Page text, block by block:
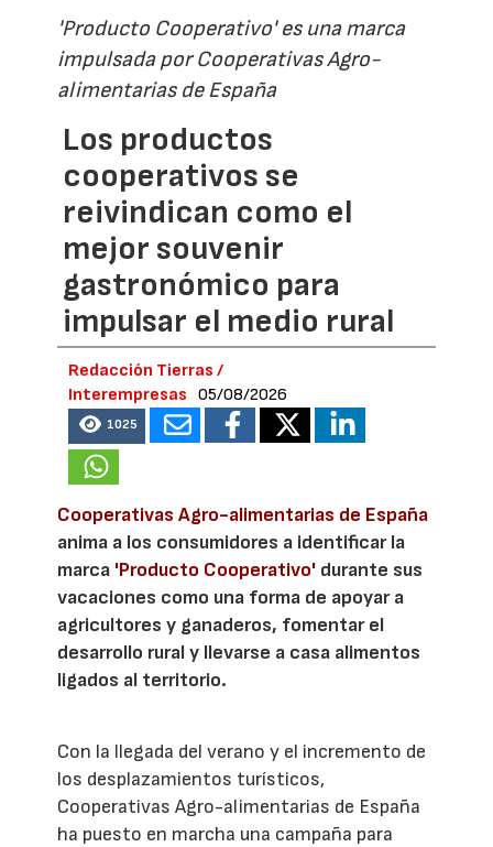
'Producto Cooperativo' es una marca
impulsada por Cooperativas Agro-
alimentarias de España
Los productos
cooperativos se
reivindican como el
mejor souvenir
gastronómico para
impulsar el medio rural
Redacción Tierras /
Interempresas
05/08/2026
1025
Cooperativas Agro-alimentarias de España
anima a los consumidores a identificar la
marca 'Producto Cooperativo' durante sus
vacaciones como una forma de apoyar a
agricultores y ganaderos, fomentar el
desarrollo rural y llevarse a casa alimentos
ligados al territorio.
Con la llegada del verano y el incremento de
los desplazamientos turísticos,
Cooperativas Agro-alimentarias de España
ha puesto en marcha una campaña para